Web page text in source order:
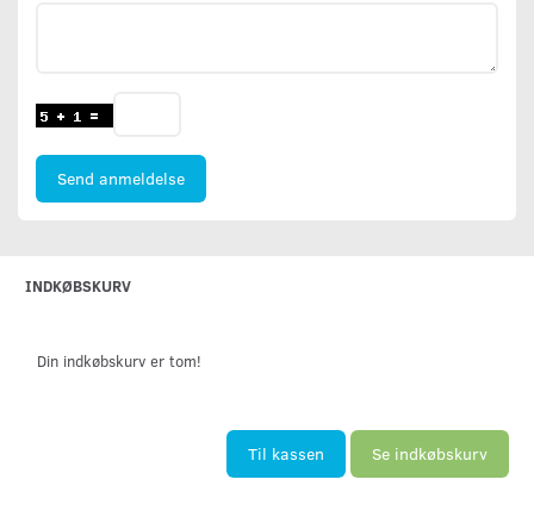
Send anmeldelse
INDKØBSKURV
Din indkøbskurv er tom!
Til kassen Se indkøbskurv